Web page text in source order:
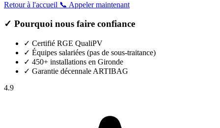
Retour à l'accueil 📞 Appeler maintenant
✓ Pourquoi nous faire confiance
✓ Certifié RGE QualiPV
✓ Équipes salariées (pas de sous-traitance)
✓ 450+ installations en Gironde
✓ Garantie décennale ARTIBAG
4.9